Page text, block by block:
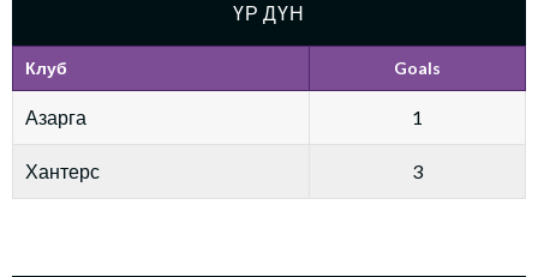
ҮР ДҮН
Клуб Goals
Азарга 1
Хантерс 3